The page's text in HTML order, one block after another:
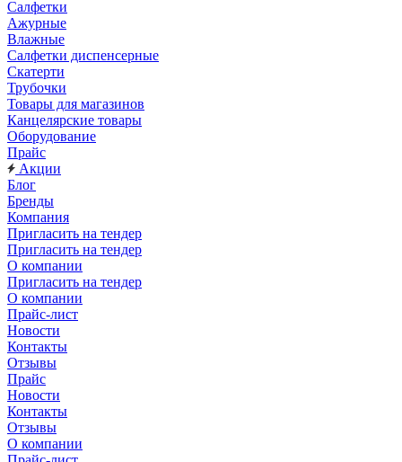
Салфетки
Ажурные
Влажные
Салфетки диспенсерные
Скатерти
Трубочки
Товары для магазинов
Канцелярские товары
Оборудование
Прайс
Акции
Блог
Бренды
Компания
Пригласить на тендер
Пригласить на тендер
О компании
Пригласить на тендер
О компании
Прайс-лист
Новости
Контакты
Отзывы
Прайс
Новости
Контакты
Отзывы
О компании